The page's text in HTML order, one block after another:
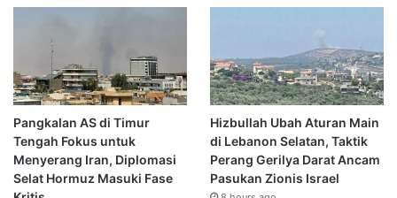
Pangkalan AS di Timur
Tengah Fokus untuk
Menyerang Iran, Diplomasi
Selat Hormuz Masuki Fase
Hizbullah Ubah Aturan Main
di Lebanon Selatan, Taktik
Perang Gerilya Darat Ancam
Pasukan Zionis Israel